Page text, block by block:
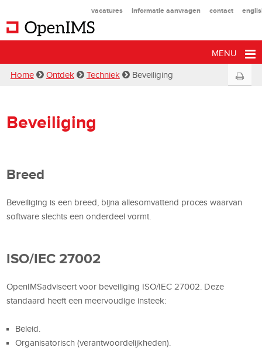
vacatures informatie aanvragen contact
MENU
Home Ontdek Techniek Beveiliging
Beveiliging
Breed
Beveiliging is een breed, bijna allesomvattend proces waarvan
software slechts een onderdeel vormt.
ISO/IEC 27002
OpenIMSadviseert voor beveiliging ISO/IEC 27002. Deze
standaard heeft een meervoudige insteek:
Beleid.
Organisatorisch (verantwoordelijkheden).